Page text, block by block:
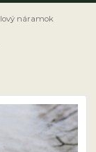
náramok